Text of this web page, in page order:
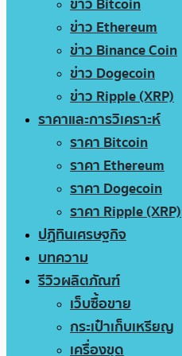
ข่าว Ethereum
ข่าว Binance Coin
ข่าว Dogecoin
ข่าว Ripple (XRP)
ราคาและการวิเคราะห์
ราคา Bitcoin
ราคา Ethereum
ราคา Dogecoin
ราคา Ripple (XRP)
ปฏิทินเศรษฐกิจ
บทความ
รีวิวผลิตภัณฑ์
เว็บซื้อขาย
กระเป๋าเก็บเหรียญ
เครื่องขุด